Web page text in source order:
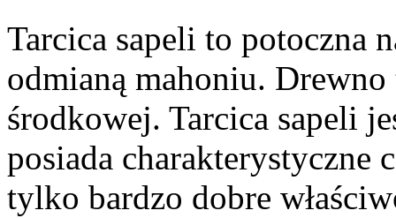
Tarcica sapeli to potoczna
odmianą mahoniu.
środkowej. Tarcica sapeli
posiada charakterystyczne
tylko bardzo dobre